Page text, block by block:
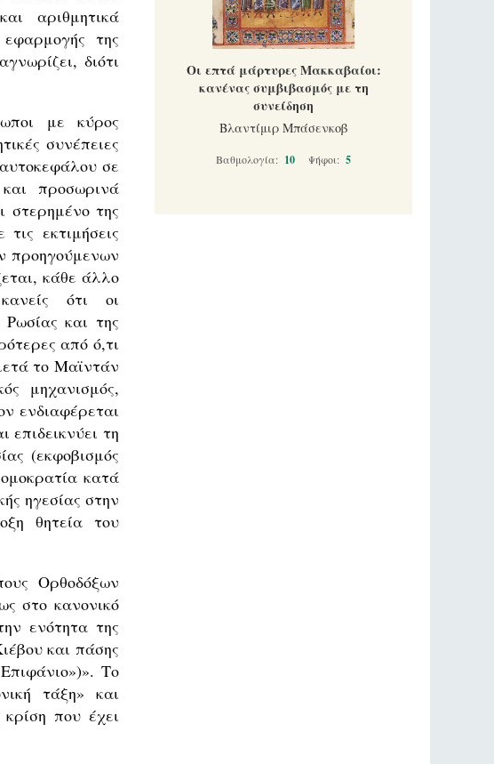
αριθμητικά
της
διότι
με κύρος
συνέπειες
σε
προσωρινά
στερημένο της
εκτιμήσεις
προηγούμενων
κάθε άλλο
ότι οι
Ρωσίας και της
από ό,τι
το Μαϊντάν
μηχανισμός,
ενδιαφέρεται
τη
(εκφοβισμός
κατά
ηγεσίας στην
θητεία του
Ορθοδόξων
στο κανονικό
ενότητα της
και πάσης
Το
τάξη» και
που έχει
Οι επτά μάρτυρες Μακκαβαίοι:
κανένας συμβιβασμός με τη
συνείδηση
Βλαντίμιρ Μπάσενκοβ
Βαθμολογία: 10 Ψήφοι: 5